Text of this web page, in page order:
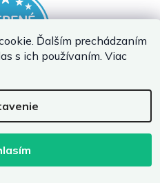
Ďalším prechádzaním
s ich používaním. Viac
Premium